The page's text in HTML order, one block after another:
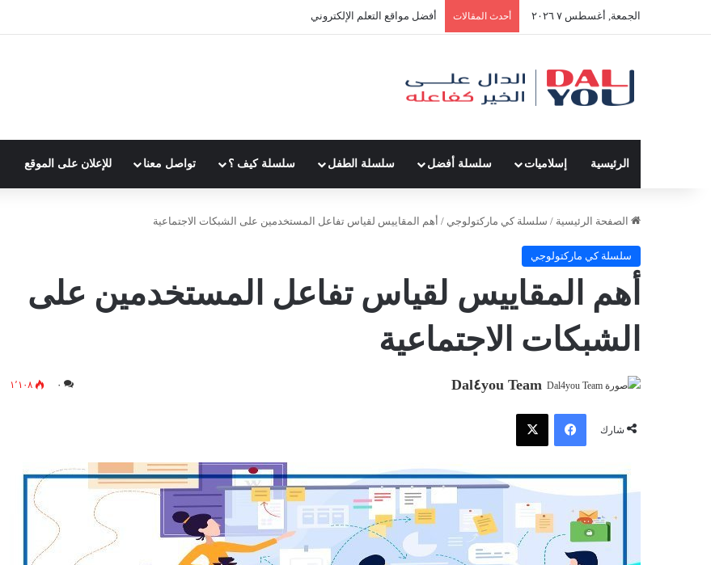
الجمعة, أغسطس ٧ ٢٠٢٦ أحدث المقالات أفضل النصائح لإدارة الوقت بفعالية
الرئيسية إسلاميات سلسلة أفضل سلسلة الطفل سلسلة كيف ؟ تواصل معنا للإعلان على الموقع
الصفحة الرئيسية / سلسلة كي ماركتولوجي / أهم المقاييس لقياس تفاعل المستخدمين على الشبكات الاجتماعية
سلسلة كي ماركتولوجي
أهم المقاييس لقياس تفاعل المستخدمين على
الشبكات الاجتماعية
Dal٤you Team ٠ ١٬١٠٨
شارك
فيسبوك